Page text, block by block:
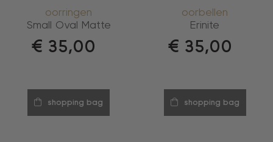
oorringen
Small Oval Matte
€ 35,00
shopping bag
oorbellen
Erinite
€ 35,00
shopping bag